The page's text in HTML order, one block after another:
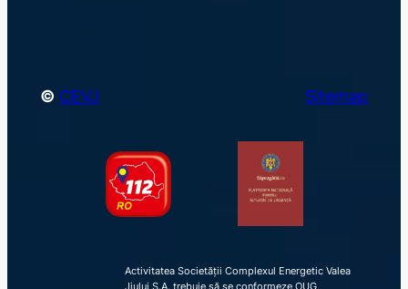
© CEVJ Sitemap
Activitatea Societății Complexul Energetic Valea